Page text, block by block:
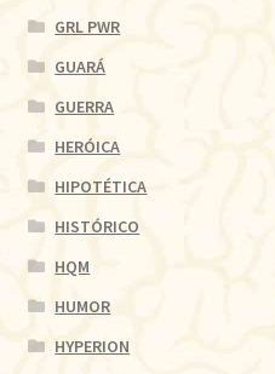
GRL PWR
GUARÁ
GUERRA
HERÓICA
HIPOTÉTICA
HISTÓRICO
HQM
HUMOR
HYPERION